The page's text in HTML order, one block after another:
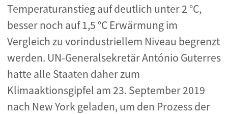
Temperaturanstieg auf deutlich unter 2 °C,
besser noch auf 1,5 °C Erwärmung im
Vergleich zu vorindustriellem Niveau begrenzt
werden. UN-Generalsekretär António Guterres
hatte alle Staaten daher zum
Klimaaktionsgipfel am 23. September 2019
nach New York geladen, um den Prozess der